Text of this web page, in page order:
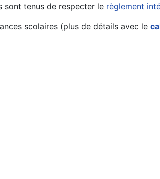
sont tenus de respecter le règlement
scolaires (plus de détails avec le